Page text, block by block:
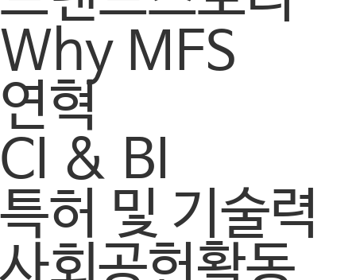
Why MFS
연혁
CI & BI
특허 및 기술력